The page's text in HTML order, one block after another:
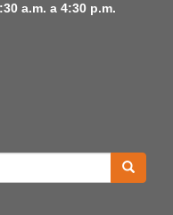
a.m. a 4:30 p.m.